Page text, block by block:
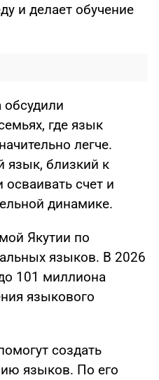
и делает обучение
где язык
легче.
язык, близкий к
счет и
динамике.
Якутии по
языков. В 2026
101 миллиона
языкового
создать
языков. По его